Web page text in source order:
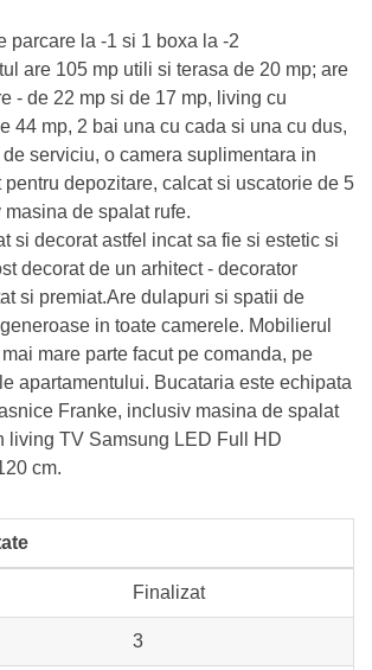
parcare la -1 si 1 boxa la -2
are 105 mp utili si terasa de 20 mp; are
- de 22 mp si de 17 mp, living cu
44 mp, 2 bai una cu cada si una cu dus,
serviciu, o camera suplimentara in
pentru depozitare, calcat si uscatorie de 5
masina de spalat rufe.
si decorat astfel incat sa fie si estetic si
decorat de un arhitect - decorator
si premiat.Are dulapuri si spatii de
in toate camerele. Mobilierul
mare parte facut pe comanda, pe
apartamentului. Bucataria este echipata
Franke, inclusiv masina de spalat
living TV Samsung LED Full HD
cm.
Finalizat
3